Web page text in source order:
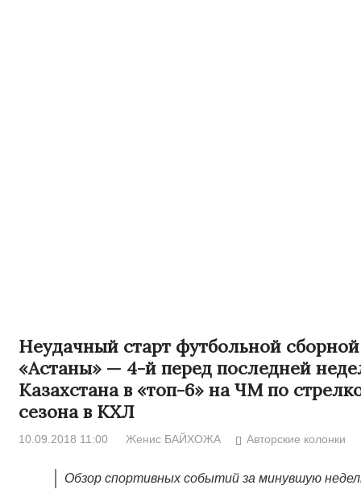
Неудачный старт футбольной
«Астаны» — 4-й перед последней
Казахстана в «топ-6» на ЧМ по
сезона в КХЛ
10.09.2018 11:00 Женис БАЙХОЖА Авторские колонки
Обзор спортивных событий за минувшую